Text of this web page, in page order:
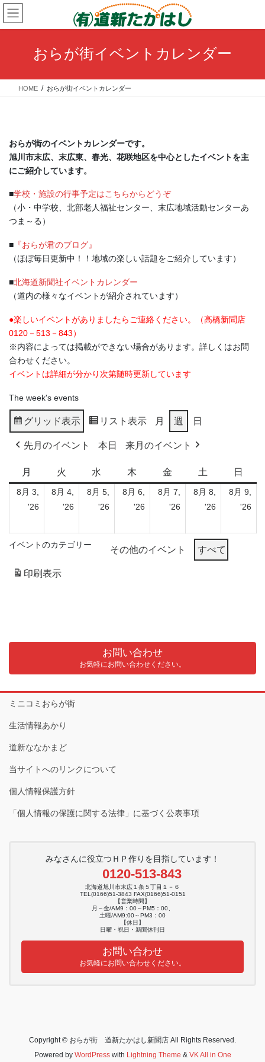
コ
ン
テ
ス
ナ
ビ
ゲ
ン
おらが街イベントカレンダー
HOME おらが街イベントカレンダー
おらが街のイベントカレンダーです。
旭川市末広、末広東、春光、花咲地区を中心としたイベントを主
にご紹介しています。
■学校・施設の行事予定はこちらからどうぞ
（小・中学校、北部老人福祉センター、末広地域活動センターあ
つま～る）
■ 『おらが君のブログ』
（ほぼ毎日更新中！！地域の楽しい話題をご紹介しています）
■北海道新聞社イベントカレンダー
（道内の様々なイベントが紹介されています）
●楽しいイベントがありましたらご連絡ください。（高橋新聞店
0120－513－843）
※内容によっては掲載ができない場合があります。詳しくはお問
合わせください。
イベントは詳細が分かり次第随時更新しています
The week's events
グリッド表示 リスト 表示 月 週 日
先月のイベント 本日 来月のイベント
月
曜
日
火
曜
日
水
曜
日
木
曜
日
金
曜
日
土
曜
日
日
曜
日
8月 3,
'26
8
月
日
8月 4,
'26
8
月
8月 5,
'26
8
月
8月 6,
'26
8
月
8月 7,
'26
8
月
8月 8,
'26
8
月
8月 9,
'26
8
イベントのカテゴリー その他のイベント すべて
印刷表示
お問い合わせ
お気軽にお問い合わせください。
ミニコミおらが街
生活情報あかり
道新ななかまど
当サイトへのリンクについて
個人情報保護方針
「個人情報の保護に関する法律」に基づく公表事項
みなさんに役立つＨＰ作りを目指しています！
0120-513-843
北海道旭川市末広１条５丁目１－６
TEL(0166)51-3843 FAX(0166)51-0151
【営業時間】
月～金/AM9：00～PM5：00、
土曜/AM9:00～PM3：00
【休日】
日曜・祝日・新聞休刊日
お問い合わせ
お気軽にお問い合わせください。
Copyright © おらが街 道新たかはし新聞店 All Rights Reserved.
Powered by WordPresswith Lightning Theme & VK All in One